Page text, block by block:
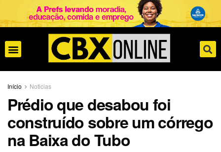
Início Noticias
Prédio que desabou foi
construído sobre um córrego
na Baixa do Tubo